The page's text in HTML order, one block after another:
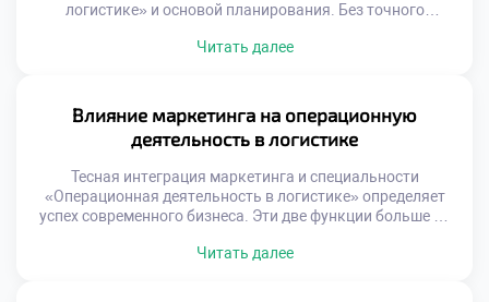
логистике» и основой планирования. Без точного
эффективную цепь поставок. Ошибки в прогнозах ведут к
операционные задачи. Качественный прогноз
синхронизирует закупки, производство и доставку.
Баланс между спросом и предложением достигается
Читать далее
Влияние маркетинга на операционную
деятельность в логистике
Тесная интеграция маркетинга и специальности
«Операционная деятельность в логистике» определяет
успех современного бизнеса. Эти две функции больше не
обещания формируют требования к операционным
Читать далее